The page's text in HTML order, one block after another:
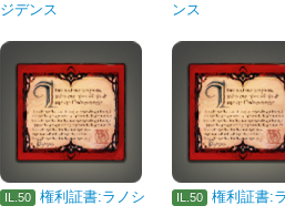
ジデンス
ンス
IL.50
権利証書:ラノシ
IL.50
権利証書: